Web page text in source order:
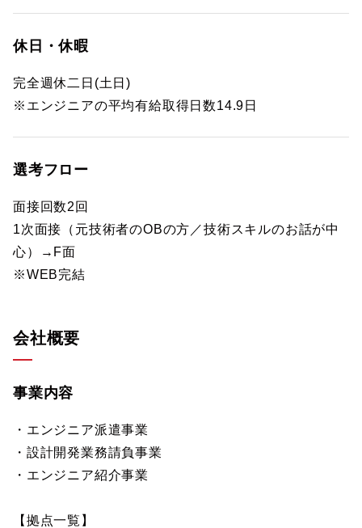
休日・休暇
完全週休二日(土日)
※エンジニアの平均有給取得日数14.9日
選考フロー
面接回数2回
1次面接（元技術者のOBの方／技術スキルのお話が中
心）→F面
※WEB完結
会社概要
事業内容
・エンジニア派遣事業
・設計開発業務請負事業
・エンジニア紹介事業
【拠点一覧】